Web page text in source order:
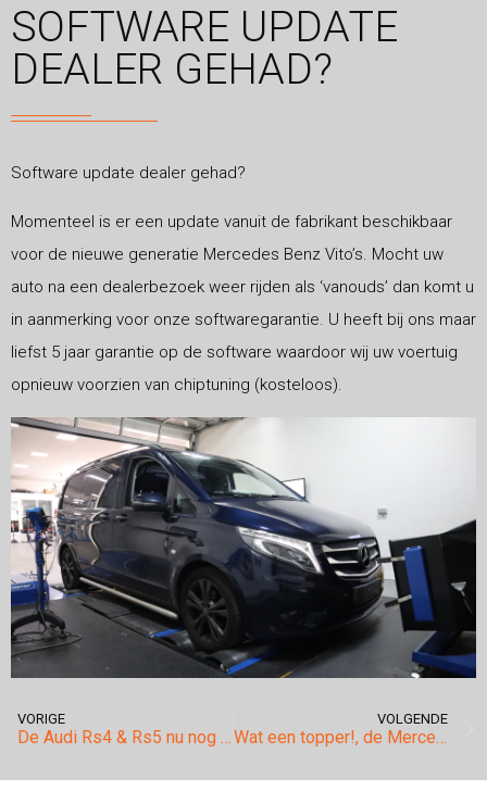
SOFTWARE UPDATE
DEALER GEHAD?
Software update dealer gehad?
Momenteel is er een update vanuit de fabrikant beschikbaar
voor de nieuwe generatie Mercedes Benz Vito’s. Mocht uw
auto na een dealerbezoek weer rijden als ‘vanouds’ dan komt u
in aanmerking voor onze softwaregarantie. U heeft bij ons maar
liefst 5 jaar garantie op de software waardoor wij uw voertuig
opnieuw voorzien van chiptuning (kosteloos).
VORIGE
De Audi Rs4 & Rs5 nu nog sneller…
VOLGENDE
Wat een topper!, de Mercedes Benz Gla45 AMG